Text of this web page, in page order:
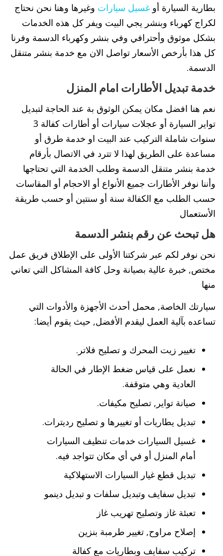
بطارية السيارة أو غسيل سيارات وغيرها وهنا نحن نحتاج
لكراج كهرباء وبنشر يجي البيت ويفر كل هذه الخدمات
بشكل موثوق وأحترافي وفي بنشر وكهرباء الدسمة وفرنا
كل هذا بأرخص الأسعار تواصل الان مع خدمة بنشر متنقل
الدسمة.
خدمة تبديل الأطارات امام المنزل
نعم هنا افضل مكان يمكن الوثوق بة عند الحاجة لتبديل
تواير السيارة أو عجلات سيارات أو أطارات كفالة 3
سنوات شاملة التركيب عند البيت او خدمة طرق أو
مساعدة على الطريق لهذا لا تترد في الاتصال بأرقام
خدمة بنشر متنقل الدسمة وطلب الخدمة التي تحتاجها
وأننا نوفر الأطارات جميع الأنواع أو الاحجام أو المقاسات
حسب الطلب مع الكفالة سنة أو سنتين أو حسب طريقة
الأستعمال
هل تبحث عن رقم بنشر الدسمة
نحن نوفر لكم عبر شركتنا الأولى على الإطلاق فريق عمل
مختص, خبرة عالية بصيانة وحل كافة المشاكل التي تعاني
منها
سيارتك الخاصة, محمل أحدث الأجهزة والأدوات التي
تساعده بآلية العمل ليقدم الأفضل, حيث يقوم أيضا:
تغيير زيت المحرك و تصليح فلاتر.
نعمل على قياس ضغط الإطار في الحالة
العادية وهي متوقفة.
صيانة تواير, تصليح مكيفات.
تبديل يطاريات أو تغييرها و تصليح رديترات.
غسيل السيارات خدمات تنظيف السيارات
أمام المنزل أو في أي مكان تتواجد فيه.
تبديل قطع غيار السيارات الاستهلاكية
تبديل سفايف وتبديل سلفات و تبديل دينمو
تعبئة غاز وتصليح تهريب غاز
إصلاح مراوح, تغيير طرمبة بنزين
تركيب سفايف وبطاريات مع كفالة